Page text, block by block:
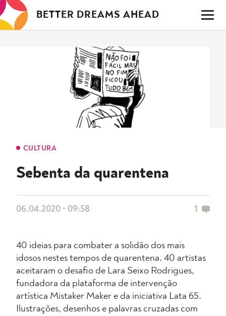
Saltar
para
o
BETTER DREAMS AHEAD
CULTURA
Sebenta da quarentena
06.04.2020 • 09:58 1
40 ideias para combater a solidão dos mais
idosos nestes tempos de quarentena. 40 artistas
aceitaram o desafio de Lara Seixo Rodrigues,
fundadora da plataforma de intervenção
artística Mistaker Maker e da iniciativa Lata 65.
Ilustrações, desenhos e palavras cruzadas com